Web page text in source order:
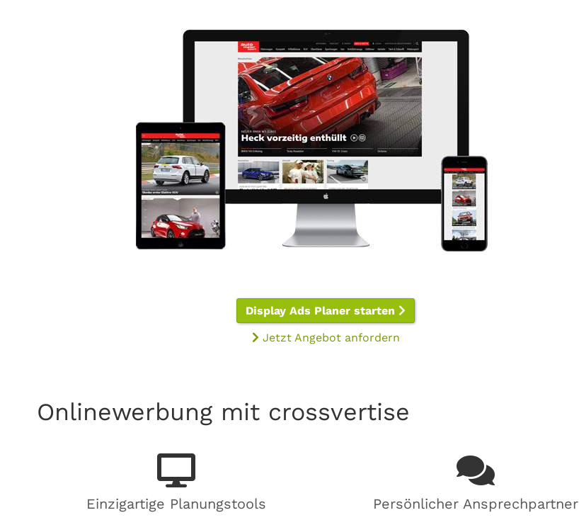
Display Ads Planer starten
Jetzt Angebot anfordern
Onlinewerbung mit crossvertise
Einzigartige Planungstools Persönlicher Ansprechpartner